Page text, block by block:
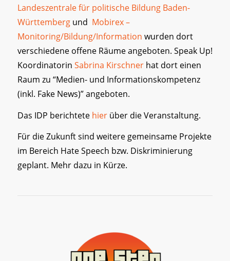
Landeszentrale für politische Bildung Baden-
Württembergund Mobirex –
Monitoring/Bildung/Information wurden dort
verschiedene offene Räume angeboten. Speak Up!
Koordinatorin Sabrina Kirschner hat dort einen
Raum zu “Medien- und Informationskompetenz
(inkl. Fake News)” angeboten.
Das IDP berichtete hier über die Veranstaltung.
Für die Zukunft sind weitere gemeinsame Projekte
im Bereich Hate Speech bzw. Diskriminierung
geplant. Mehr dazu in Kürze.